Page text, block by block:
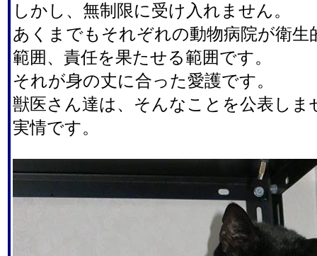
しかし、無制限に受け入れません。
あくまでもそれぞれの動物病院が衛生
範囲、責任を果たせる範囲です。
それが身の丈に合った愛護です。
獣医さん達は、そんなことを公表しま
実情です。